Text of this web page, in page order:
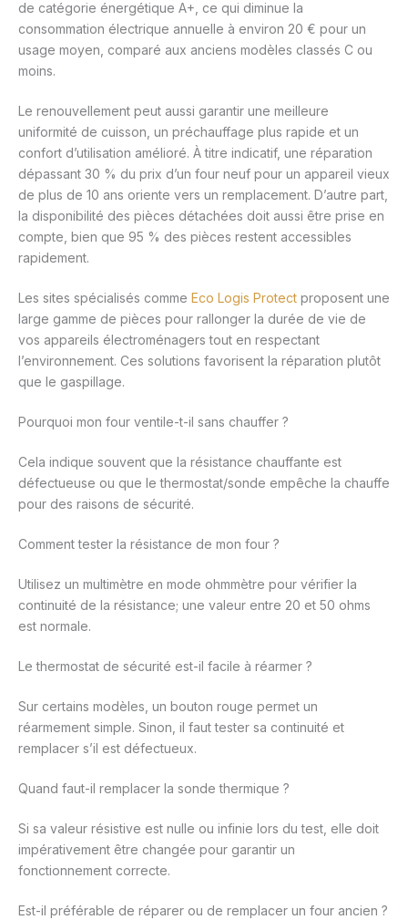
de catégorie énergétique A+, ce qui diminue la
consommation électrique annuelle à environ 20 € pour un
usage moyen, comparé aux anciens modèles classés C ou
moins.
Le renouvellement peut aussi garantir une meilleure
uniformité de cuisson, un préchauffage plus rapide et un
confort d’utilisation amélioré. À titre indicatif, une réparation
dépassant 30 % du prix d’un four neuf pour un appareil vieux
de plus de 10 ans oriente vers un remplacement. D’autre part,
la disponibilité des pièces détachées doit aussi être prise en
compte, bien que 95 % des pièces restent accessibles
rapidement.
Les sites spécialisés comme Eco Logis Protect proposent une
large gamme de pièces pour rallonger la durée de vie de
vos appareils électroménagers tout en respectant
l’environnement. Ces solutions favorisent la réparation plutôt
que le gaspillage.
Pourquoi mon four ventile-t-il sans chauffer ?
Cela indique souvent que la résistance chauffante est
défectueuse ou que le thermostat/sonde empêche la chauffe
pour des raisons de sécurité.
Comment tester la résistance de mon four ?
Utilisez un multimètre en mode ohmmètre pour vérifier la
continuité de la résistance; une valeur entre 20 et 50 ohms
est normale.
Le thermostat de sécurité est-il facile à réarmer ?
Sur certains modèles, un bouton rouge permet un
réarmement simple. Sinon, il faut tester sa continuité et
remplacer s’il est défectueux.
Quand faut-il remplacer la sonde thermique ?
Si sa valeur résistive est nulle ou infinie lors du test, elle doit
impérativement être changée pour garantir un
fonctionnement correcte.
Est-il préférable de réparer ou de remplacer un four ancien ?